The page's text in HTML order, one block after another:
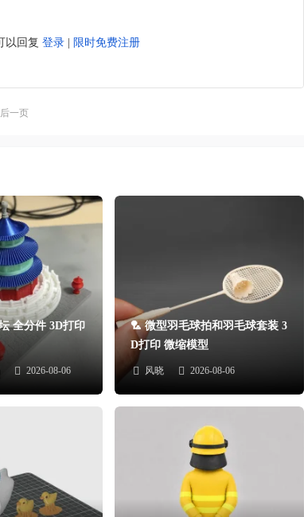
以回复 登录| 限时免费注册
一页
全分件 3D打印
2026-08-06
🏸 微型羽毛球拍和羽毛球套装 3
D打印 微缩模型
风晓 2026-08-06